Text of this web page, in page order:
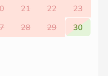
21 22
23
28 29
30